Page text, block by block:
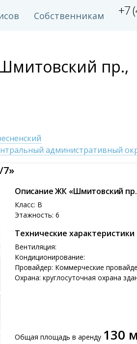
Собственникам +7
пр.,
административный
Описание ЖК «Шмитовский
Класс: B
Этажность: 6
Технические характеристики
Вентиляция:
Кондиционирование:
Провайдер: Коммерческие
Охрана: круглосуточная охрана
Общая площадь в аренду 130 м